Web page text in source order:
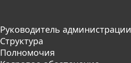
Руководитель администрации
Структура
Полномочия